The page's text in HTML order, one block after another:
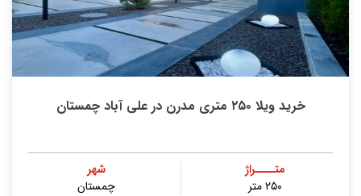
خرید ویلا ۲۵۰ متری مدرن در علی آباد چمستان
متــــراژ
۲۵۰ متر
شهر
چمستان